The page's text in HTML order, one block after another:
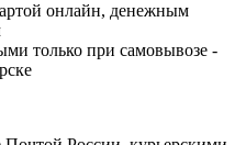
онлайн, денежным
только при самовывозе -